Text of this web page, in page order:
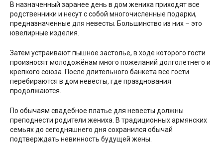
В назначенный заранее день в дом жениха приходят все
родственники и несут с собой многочисленные подарки,
предназначенные для невесты. Большинство из них – это
ювелирные изделия.
Затем устраивают пышное застолье, в ходе которого гости
произносят молодожёнам много пожеланий долголетнего и
крепкого союза. После длительного банкета все гости
перебираются в дом невесты, где празднования
продолжаются.
По обычаям свадебное платье для невесты должны
преподнести родители жениха. В традиционных армянских
семьях до сегодняшнего дня сохранился обычай
подтверждать невинность будущей жены.